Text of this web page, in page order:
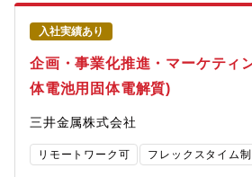
った組織課題の解決が求められています
本的に強化するための「大型ERPシステム
の完遂に向けた専任要員の確保や、将来的
ループ内ローテーションを見据えた体制構
す。これらの重要施策を推進するととも
およびグループ全体を支える優秀な経理人
部門 企画管理部 経理グループ【魅力】経
が、会計実務はできるだけルーティン化/
高い会計処理の検討と業績管理業務に重き
入社実績あり
企画・事業化推進・マーケティ
体電池用固体電解質)
三井金属株式会社
リモートワーク可 フレックスタイム